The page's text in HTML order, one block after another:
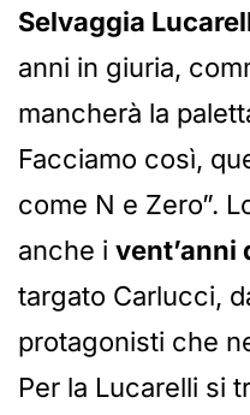
Selvaggia
anni in giuria,
mancherà la
Facciamo così,
come N e Zero”.
anche i vent’anni
targato Carlucci,
protagonisti che
Per la Lucarelli si